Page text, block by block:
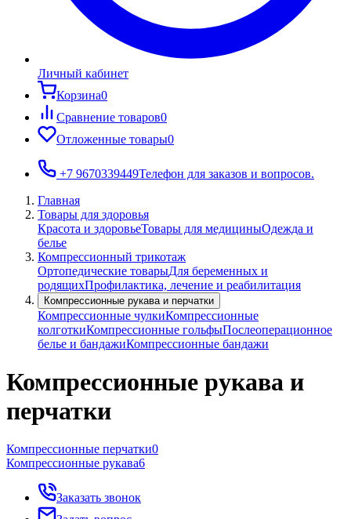
Личный кабинет
Корзина0
Сравнение товаров0
Отложенные товары0
+7 9670339449Телефон для заказов и вопросов.
Главная
Товары для здоровья
Красота и здоровьеТовары для медициныОдежда и
белье
Компрессионный трикотаж
Ортопедические товарыДля беременных и
родящихПрофилактика, лечение и реабилитация
Компрессионные рукава и перчатки
Компрессионные чулкиКомпрессионные
колготкиКомпрессионные гольфыПослеоперационное
белье и бандажиКомпрессионные бандажи
Компрессионные рукава и
перчатки
Компрессионные перчатки0
Компрессионные рукава6
Заказать звонок